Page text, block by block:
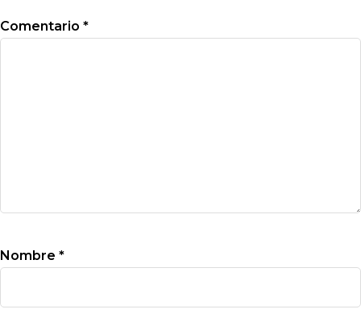
Comentario *
Nombre *